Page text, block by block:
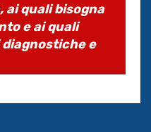
ai quali bisogna
e ai quali
e